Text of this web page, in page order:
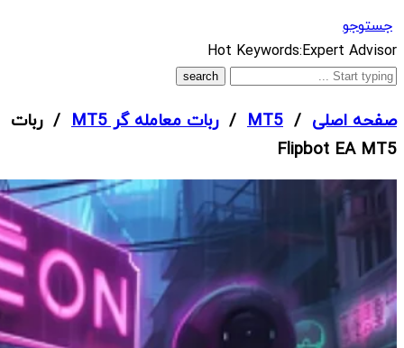
جستوجو
What
are
looking
for?
Hot Keywords:Expert Advisor
صفحه اصلی /
MT5
/ربات معامله گر MT5
/ ربات
Flipbot EA MT5